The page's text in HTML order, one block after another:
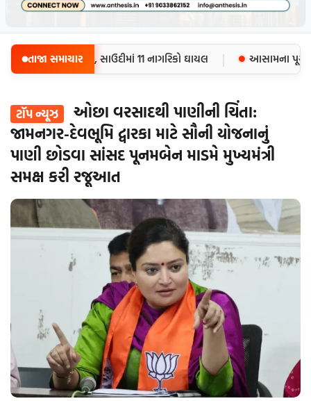
તાજા સમાચાર
સૈનિકોના મોત, સાઉદીમાં 11 નાગરિકો ઘાયલ | આસામના પૂર
ટૉપ ન્યૂઝ
ઓછા વરસાદથી પાણીની ચિંતા:
જામનગર-દેવભૂમિ દ્વારકા માટે સૌની યોજનાનું
પાણી છોડવા સાંસદ પૂનમબેન માડમે મુખ્યમંત્રી
સમક્ષ કરી રજૂઆત